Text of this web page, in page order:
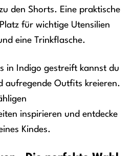
den Shorts. Eine praktische
für wichtige Utensilien
eine Trinkflasche.
in Indigo gestreift kannst du
aufregende Outfits kreieren.
inspirieren und entdecke
Kindes.